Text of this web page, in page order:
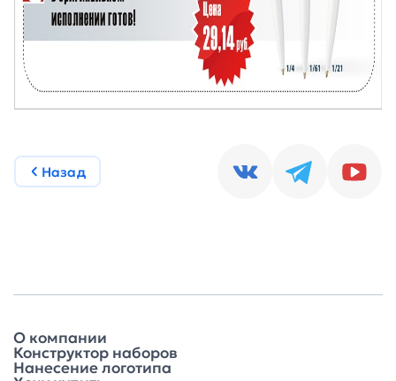
Назад
О компании
Конструктор наборов
Нанесение логотипа